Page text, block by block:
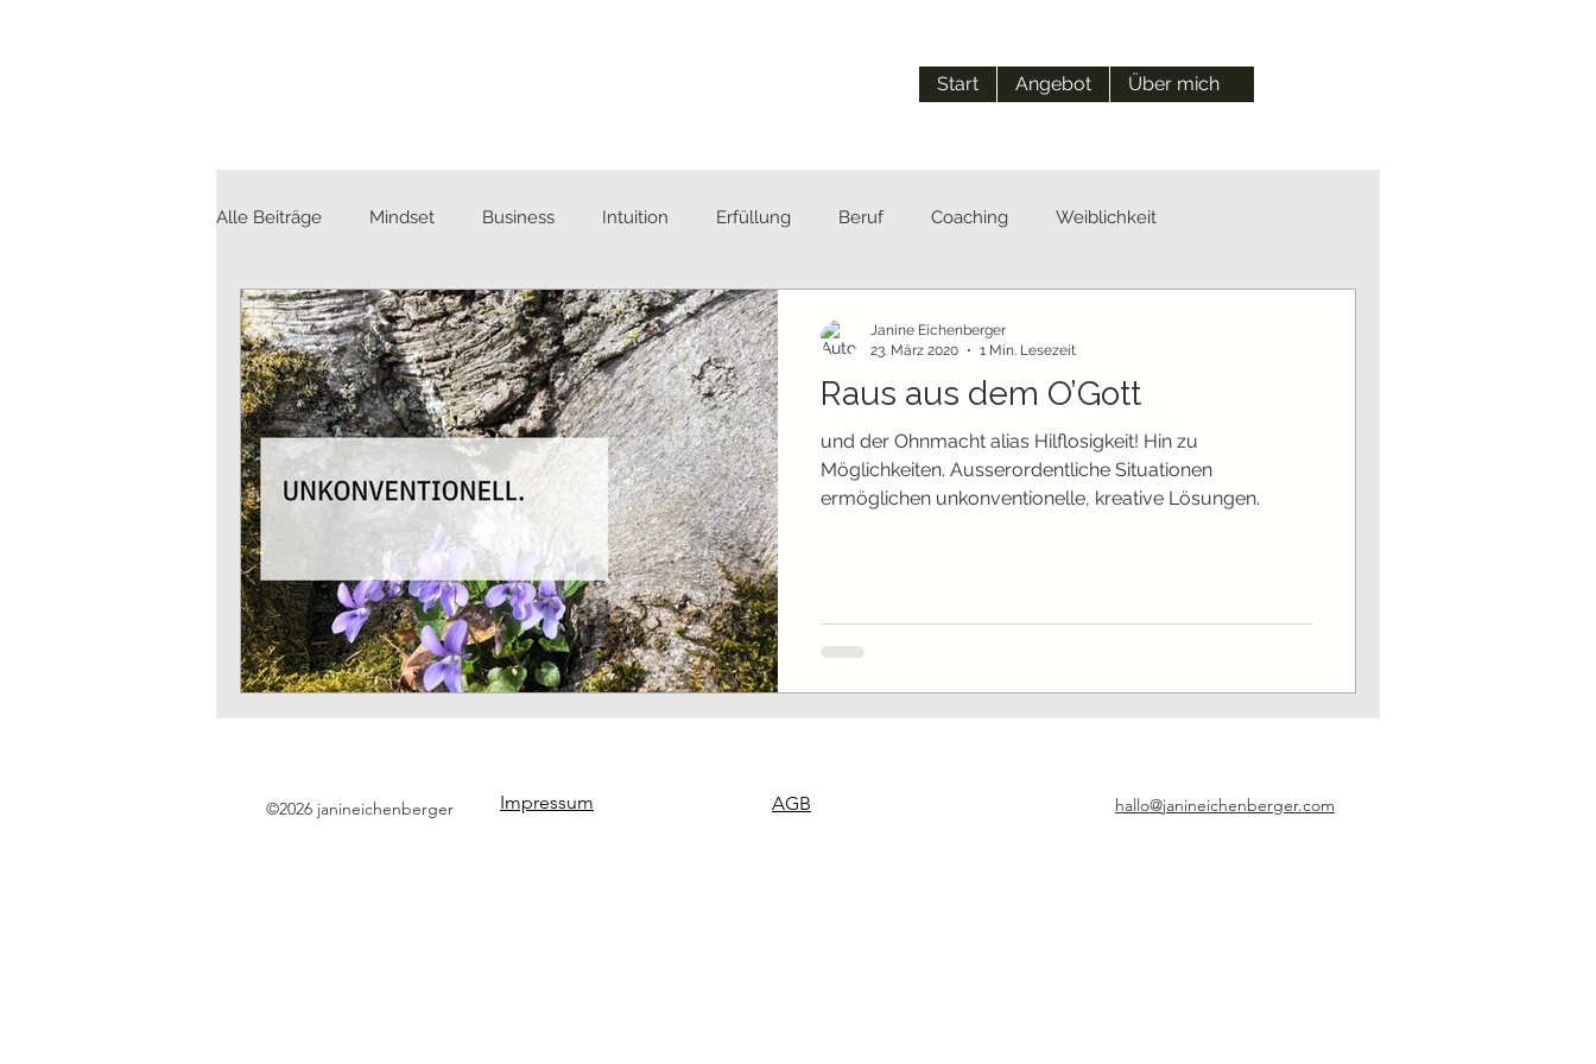
Start Angebot Über mich
Alle Beiträge Mindset Business Intuition Erfüllung Beruf Coaching Weiblichkeit
Raus aus dem O’Gott
und der Ohnmacht alias Hilflosigkeit! Hin zu
Möglichkeiten. Ausserordentliche Situationen
ermöglichen unkonventionelle, kreative Lösungen.
Janine Eichenberger
23. März 2020
1 Min. Lesezeit
©2026 janineichenberger Impressum AGB hallo@janineichenberger.com